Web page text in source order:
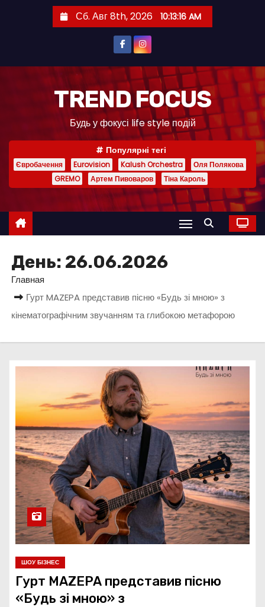
и
Сб. Авг 8th, 2026 10:13:17 AM
TREND FOCUS
Будь у фокусі life style подій
Популярні тегі
Євробачення Eurovision Kalush Orchestra
Оля Полякова
GREMO
Артем Пивоваров Тіна Кароль
День: 26.06.2026
Главная
Гурт MAZEPA представив пісню «Будь зі мною» з
кінематографічним звучанням та глибокою метафорою
ШОУ БІЗНЕС
Гурт MAZEPA представив пісню
«Будь зі мною» з